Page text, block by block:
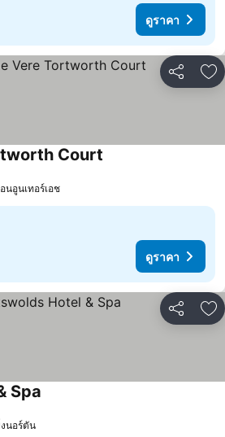
ดูราคา
แชร์ เ
Court
นอูนเทอร์เอช
ดูราคา
แชร์ เ
Spa
นอร์ตัน